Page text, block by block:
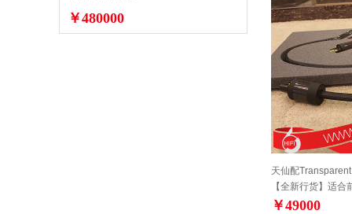
￥480000
天仙配
【全新行货】适
￥49000